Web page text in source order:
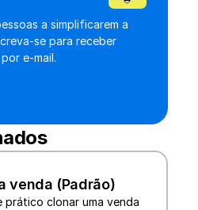
a simplificarem a
se para receber
e-mail.
venda (Padrão)
prático clonar uma venda